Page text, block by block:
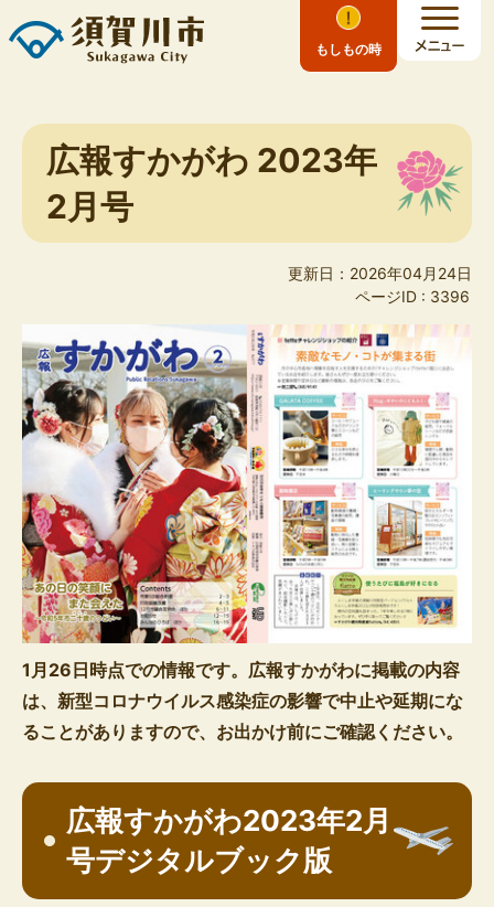
もしもの時
広報すかがわ 2023年
2月号
更新日：2026年04月24日
ページID : 3396
1月26日時点での情報です。広報すかがわに掲載の内容
は、新型コロナウイルス感染症の影響で中止や延期にな
ることがありますので、お出かけ前にご確認ください。
広報すかがわ2023年2月
号デジタルブック版